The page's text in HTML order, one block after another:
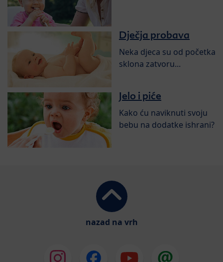
Dječja probava
Neka djeca su od početka
sklona zatvoru...
Jelo i piće
Kako ću naviknuti svoju
bebu na dodatke ishrani?
nazad na vrh